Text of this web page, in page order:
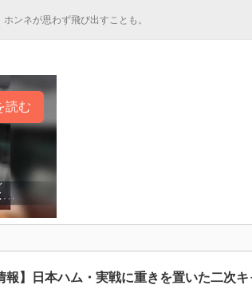
ンネが思わず飛び出すことも。
読む
報】日本ハム・実戦に重きを置いた二次キ